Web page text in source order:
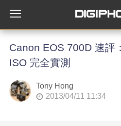
Canon EOS 700D 速評
ISO 完全實測
Tony Hong
2013/04/11 11:34